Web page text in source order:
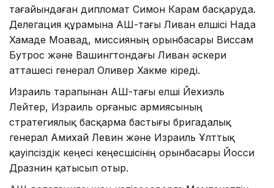
тағайындаған дипломат Симон Карам басқаруда.
Делегация құрамына АҚШ-тағы Ливан елшісі Нада
Хамаде Моавад, миссияның орынбасары Виссам
Бутрос және Вашингтондағы Ливан әскери
атташесі генерал Оливер Хакме кіреді.
Израиль тарапынан АҚШ-тағы елші Йехиэль
Лейтер, Израиль Қорғаныс армиясының
стратегиялық басқарма бастығы бригадалық
генерал Амихай Левин және Израиль Ұлттық
қауіпсіздік кеңесі кеңесшісінің орынбасары Йосси
Дразнин қатысып отыр.